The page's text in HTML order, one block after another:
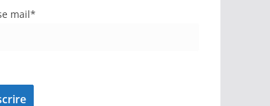
mail*